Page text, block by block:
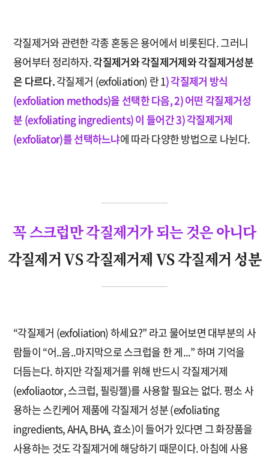
각질제거와 관련한 각종 혼동은 용어에서 비롯된다. 그러니
용어부터 정리하자.각질제거와 각질제거제와 각질제거성분
은 다르다.각질제거 (exfoliation) 란 1) 각질제거 방식
(exfoliation methods)을 선택한 다음, 2) 어떤 각질제거성
분 (exfoliating ingredients) 이 들어간 3) 각질제거제
(exfoliator)를 선택하느냐에 따라 다양한 방법으로 나뉜다.
꼭 스크럽만 각질제거가 되는 것은 아니다
각질제거 VS 각질제거제 VS 각질제거 성분
“각질제거 (exfoliation) 하세요?” 라고 물어보면 대부분의 사
람들이 “어..음..마지막으로 스크럽을 한 게...” 하며 기억을
더듬는다. 하지만 각질제거를 위해 반드시 각질제거제
(exfoliaotor, 스크럽, 필링젤)를 사용할 필요는 없다. 평소 사
용하는 스킨케어 제품에 각질제거 성분 (exfoliating
ingredients, AHA, BHA, 효소)이 들어가 있다면 그 화장품을
사용하는 것도 각질제거에 해당하기 때문이다. 아침에 사용